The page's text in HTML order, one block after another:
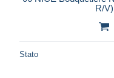
R/
Stato